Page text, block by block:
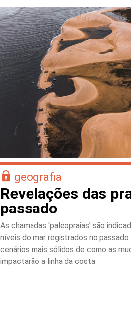
geografia
Revelações das
passado
As chamadas ‘paleopraias’ são
níveis do mar registrados no
cenários mais sólidos de como as
impactarão a linha da costa